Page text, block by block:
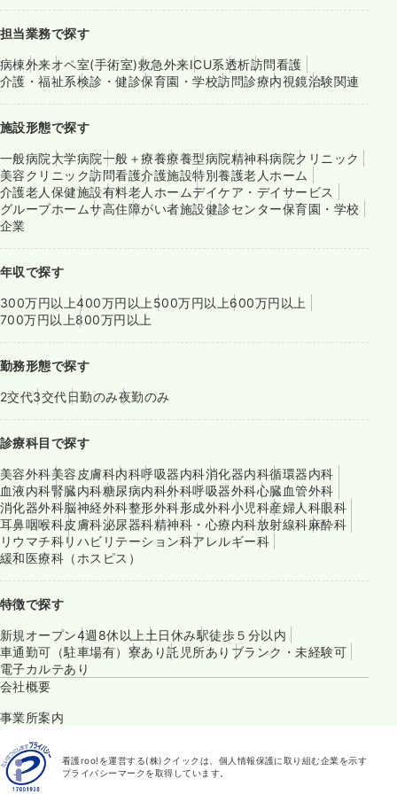
担当業務で探す
病棟外来オペ室(手術室)救急外来ICU系透析訪問看護
介護・福祉系検診・健診保育園・学校訪問診療内視鏡治験関連
施設形態で探す
一般病院大学病院一般＋療養療養型病院精神科病院クリニック
美容クリニック訪問看護介護施設特別養護老人ホーム
介護老人保健施設有料老人ホームデイケア・デイサービス
グループホームサ高住障がい者施設健診センター保育園・学校
企業
年収で探す
300万円以上400万円以上 500万円以上600万円以上
700万円以上800万円以上
勤務形態で探す
2交代3交代日勤のみ夜勤のみ
診療科目で探す
美容外科美容皮膚科内科呼吸器内科消化器内科循環器内科
血液内科腎臓内科糖尿病内科外科呼吸器外科心臓血管外科
消化器外科脳神経外科整形外科形成外科小児科産婦人科眼科
耳鼻咽喉科皮膚科泌尿器科精神科・心療内科放射線科麻酔科
リウマチ科リハビリテーション科アレルギー科
緩和医療科（ホスピス）
特徴で探す
新規オープン4週8休以上 土日休み駅徒歩５分以内
車通勤可（駐車場有） 寮あり託児所あり ブランク・未経験可
電子カルテあり
会社概要
事業所案内
看護roo!を運営する(株)クイックは、個人情報保護に取り組む企業を示す
プライバシーマークを取得しています。